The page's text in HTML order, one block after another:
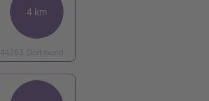
4 km
44263 Dortmund